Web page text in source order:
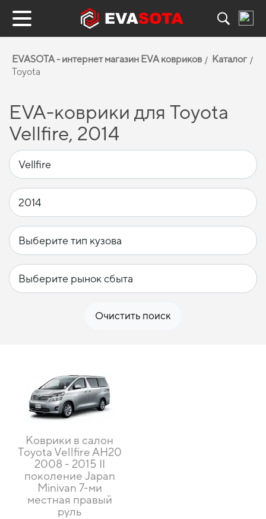
EVASOTA - интернет магазин EVA ковриков
Каталог
Toyota
EVA-коврики для Toyota
Vellfire, 2014
Очистить поиск
Коврики в салон
Toyota Vellfire AH20
2008 - 2015 II
поколение Japan
Minivan 7-ми
местная правый
руль